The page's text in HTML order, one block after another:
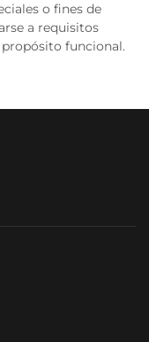
o fines de
a requisitos
funcional.